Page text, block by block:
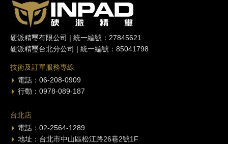
硬派精璽有限公司 | 統一編號：27845621
硬派精璽台北分公司 | 統一編號：85041798
技術及訂單服務專線
電話：06-208-0909
行動：0978-089-187
台北店
電話：02-2564-1289
地址：台北市中山區松江路26巷2號1F